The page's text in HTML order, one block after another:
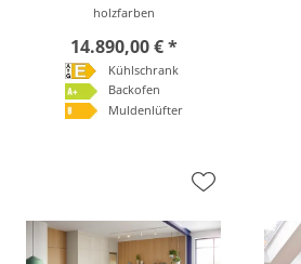
holzfarben
14.890,00 € *
Kühlschrank
Backofen
Muldenlüfter